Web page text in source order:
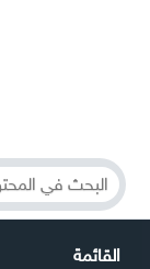
القائمة